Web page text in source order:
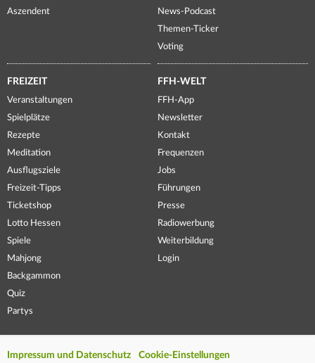
Aszendent
News-Podcast
Themen-Ticker
Voting
FREIZEIT
Veranstaltungen
Spielplätze
Rezepte
Meditation
Ausflugsziele
Freizeit-Tipps
Ticketshop
Lotto Hessen
Spiele
Mahjong
Backgammon
Quiz
Partys
FFH-WELT
FFH-App
Newsletter
Kontakt
Frequenzen
Jobs
Führungen
Presse
Radiowerbung
Weiterbildung
Login
Impressum und Datenschutz Cookie-Einstellungen